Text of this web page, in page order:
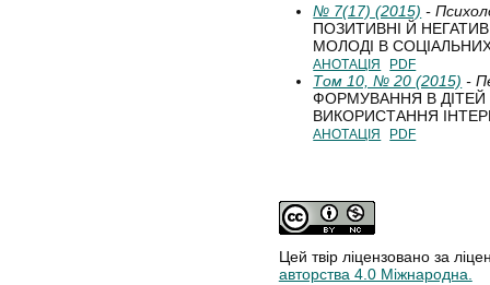
№ 7(17) (2015) -
ПОЗИТИВНІ Й
МОЛОДІ В
АНОТАЦІЯ PDF
Том 10, № 20 (2015) -
ФОРМУВАННЯ В
ВИКОРИСТАННЯ
АНОТАЦІЯ PDF
Цей твір ліцензовано за
авторства 4.0 Міжнародна.